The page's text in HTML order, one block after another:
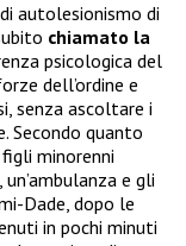
autolesionismo di
chiamato la
psicologica del
dell’ordine e
senza ascoltare i
Secondo quanto
minorenni
e gli
Dade, dopo le
in pochi minuti